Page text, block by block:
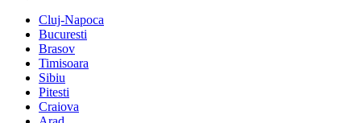
Cluj-Napoca
Bucuresti
Brasov
Timisoara
Sibiu
Pitesti
Craiova